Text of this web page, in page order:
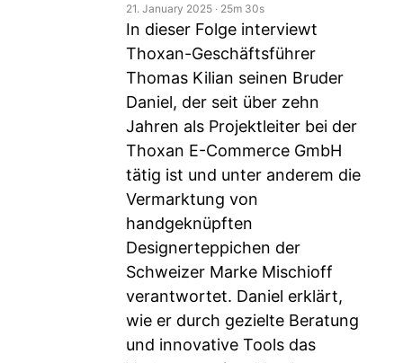
21. January 2025 ‧ 25m 30s
In dieser Folge interviewt
Thoxan-Geschäftsführer
Thomas Kilian seinen Bruder
Daniel, der seit über zehn
Jahren als Projektleiter bei der
Thoxan E-Commerce GmbH
tätig ist und unter anderem die
Vermarktung von
handgeknüpften
Designerteppichen der
Schweizer Marke Mischioff
verantwortet. Daniel erklärt,
wie er durch gezielte Beratung
und innovative Tools das